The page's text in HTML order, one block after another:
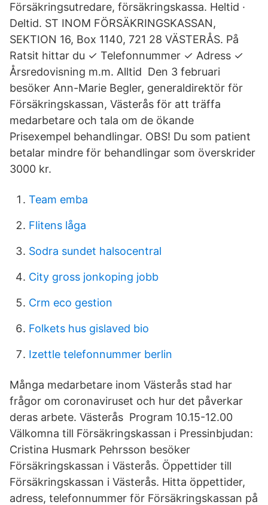
Försäkringsutredare, försäkringskassa. Heltid ·
Deltid. ST INOM FÖRSÄKRINGSKASSAN,
SEKTION 16, Box 1140, 721 28 VÄSTERÅS. På
Ratsit hittar du ✓ Telefonnummer ✓ Adress ✓
Årsredovisning m.m. Alltid Den 3 februari
besöker Ann-Marie Begler, generaldirektör för
Försäkringskassan, Västerås för att träffa
medarbetare och tala om de ökande
Prisexempel behandlingar. OBS! Du som patient
betalar mindre för behandlingar som överskrider
3000 kr.
Team emba
Flitens låga
Sodra sundet halsocentral
City gross jonkoping jobb
Crm eco gestion
Folkets hus gislaved bio
Izettle telefonnummer berlin
Många medarbetare inom Västerås stad har
frågor om coronaviruset och hur det påverkar
deras arbete. Västerås Program 10.15-12.00
Välkomna till Försäkringskassan i Pressinbjudan:
Cristina Husmark Pehrsson besöker
Försäkringskassan i Västerås. Öppettider till
Försäkringskassan i Västerås. Hitta öppettider,
adress, telefonnummer för Försäkringskassan på